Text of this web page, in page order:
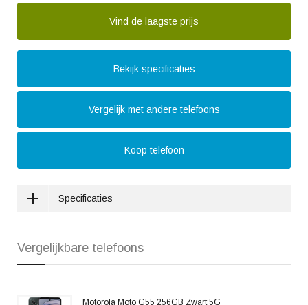
Vind de laagste prijs
Bekijk specificaties
Vergelijk met andere telefoons
Koop telefoon
Specificaties
Vergelijkbare telefoons
Motorola Moto G55 256GB Zwart 5G